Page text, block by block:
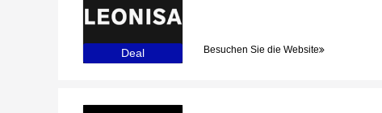
Deal Besuchen Sie die Website